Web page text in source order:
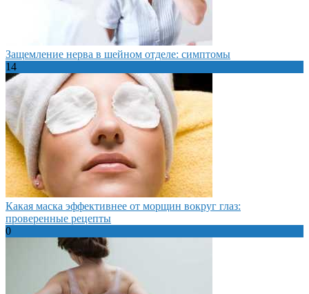
Защемление нерва в шейном отделе: симптомы
14
Какая маска эффективнее от морщин вокруг глаз:
проверенные рецепты
0